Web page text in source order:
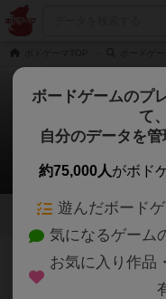
次の
1
『豆腐大師』が好きな
このゲームのトップページで
が近いボードゲームをランキ
ボードゲームのプ
て、
自分のデータを
約75,000人がボド
遊んだボード
気になるゲーム
お気に入り作品